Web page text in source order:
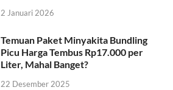
2 Januari 2026
Temuan Paket Minyakita Bundling
Picu Harga Tembus Rp17.000 per
Liter, Mahal Banget?
22 Desember 2025